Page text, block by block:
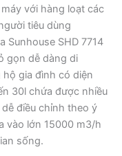
với hàng loạt các
tiêu dùng
Sunhouse SHD 7714
gọn dễ dàng di
gia đình có diện
30l chứa được nhiều
điều chỉnh theo ý
vào lớn 15000 m3/h
sống.